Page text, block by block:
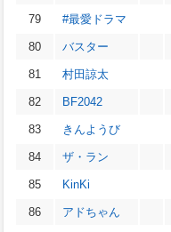
79 #最愛ドラマ
80 バスター
81 村田諒太
82 BF2042
83 きんようび
84 ザ・ラン
85 KinKi
86 アドちゃん